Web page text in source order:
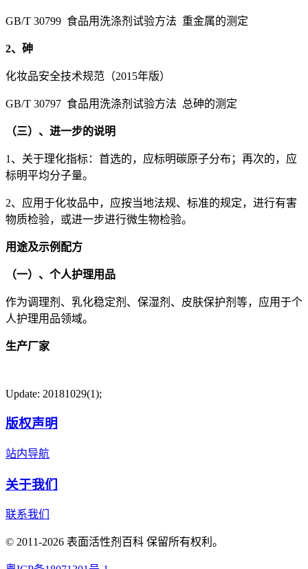
GB/T 30799 食品用洗涤剂试验方法 重金属的测定
2、砷
化妆品安全技术规范（2015年版）
GB/T 30797 食品用洗涤剂试验方法 总砷的测定
（三）、进一步的说明
1、关于理化指标：首选的，应标明碳原子分布；再次的，应
标明平均分子量。
2、应用于化妆品中，应按当地法规、标准的规定，进行有害
物质检验，或进一步进行微生物检验。
用途及示例配方
（一）、个人护理用品
作为调理剂、乳化稳定剂、保湿剂、皮肤保护剂等，应用于个
人护理用品领域。
生产厂家
Update: 20181029(1);
版权声明
站内导航
关于我们
联系我们
© 2011-2026 表面活性剂百科 保留所有权利。